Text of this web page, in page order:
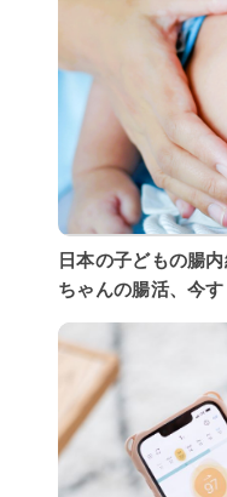
日本の子どもの腸
ちゃんの腸活、今